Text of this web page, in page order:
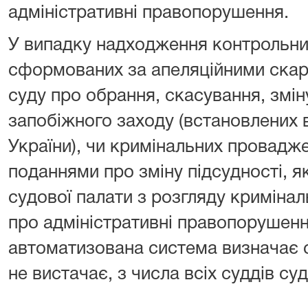
адміністративні правопорушення.
У випадку надходження
сформованих за апеляційними
суду про обрання, скасування,
запобіжного заходу (встановлених
України), чи кримінальних
поданнями про зміну підсудності,
судової палати з розгляду
про адміністративні
автоматизована система визначає
не вистачає, з числа всіх суддів